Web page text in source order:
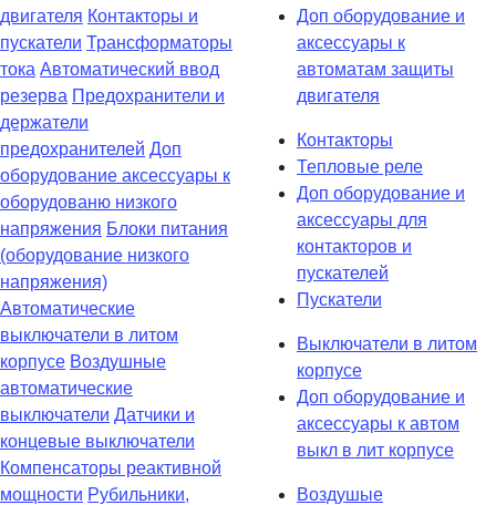
двигателя Контакторы и
пускатели Трансформаторы
тока Автоматический ввод
резерва Предохранители и
держатели
предохранителей Доп
оборудование аксессуары к
оборудованю низкого
напряжения Блоки питания
(оборудование низкого
напряжения)
Автоматические
выключатели в литом
корпусе Воздушные
автоматические
выключатели Датчики и
концевые выключатели
Компенсаторы реактивной
мощности Рубильники,
Доп оборудование и
аксессуары к
автоматам защиты
двигателя
Контакторы
Тепловые реле
Доп оборудование и
аксессуары для
контакторов и
пускателей
Пускатели
Выключатели в литом
корпусе
Доп оборудование и
аксессуары к автом
выкл в лит корпусе
Воздушые